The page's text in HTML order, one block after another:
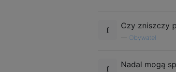
Czy zniszczy
Obywatel
Nadal mogą